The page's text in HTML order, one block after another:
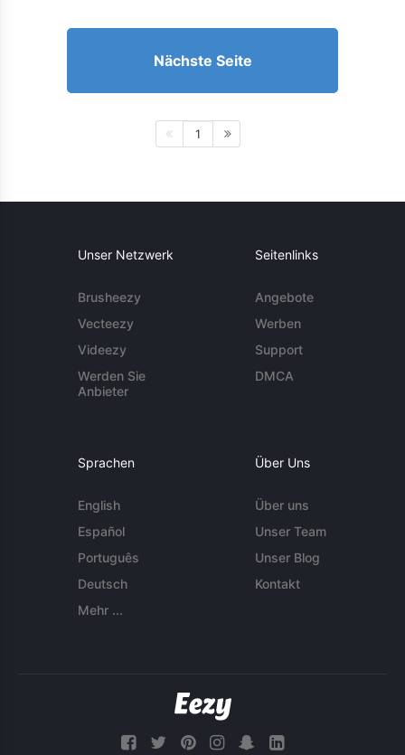
Nächste Seite
1
Unser Netzwerk
Brusheezy
Vecteezy
Videezy
Werden Sie
Anbieter
Seitenlinks
Angebote
Werben
Support
DMCA
Sprachen
English
Español
Português
Deutsch
Mehr ...
Über Uns
Über uns
Unser Team
Unser Blog
Kontakt